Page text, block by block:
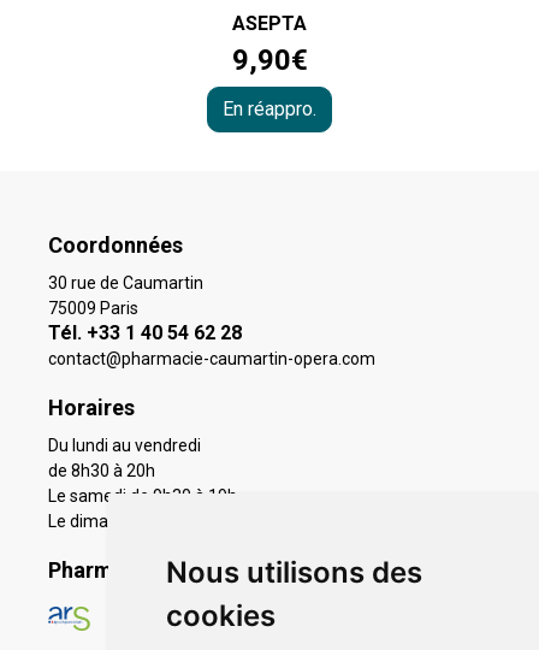
Nous utilisons des
cookies
ASEPTA
9,90€
En réappro.
Coordonnées
30 rue de Caumartin
75009 Paris
Tél. +33 1 40 54 62 28
contact@pharmacie-caumartin-opera.com
Horaires
Du lundi au vendredi
de 8h30 à 20h
Le samedi de 9h30 à 19h
Le dimanche 11h à 19h
Pharmacie en ligne agréée